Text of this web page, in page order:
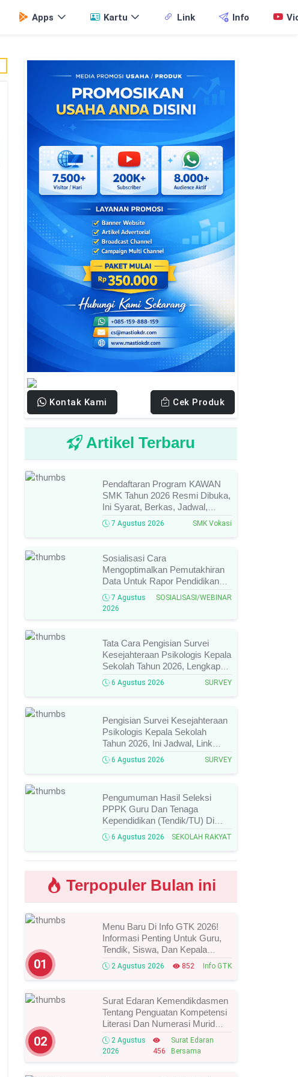
Apps Kartu Link Info
Kontak Kami Cek Produk
Artikel Terbaru
Pendaftaran Program KAWAN
SMK Tahun 2026 Resmi Dibuka,
Ini Syarat, Berkas, Jadwal,
Batas Waktu, Dan Cara
Pendaftarannya!
7 Agustus 2026 SMK Vokasi
Sosialisasi Cara
Mengoptimalkan Pemutakhiran
Data Untuk Rapor Pendidikan
Tahun 2026, Ini Jadwal, Materi,
Narasumber, Dan Link
7 Agustus
2026
SOSIALISASI/WEBINAR
Tata Cara Pengisian Survei
Kesejahteraan Psikologis Kepala
Sekolah Tahun 2026, Lengkap
Link Resmi, Jadwal, Panduan,
Dan Hal Yang Wajib
Diperhatikan!
6 Agustus 2026 SURVEY
Pengisian Survei Kesejahteraan
Psikologis Kepala Sekolah
Tahun 2026, Ini Jadwal, Link
Resmi, Cara Pengisian, Dan
Ketentuan Lengkapnya!
6 Agustus 2026 SURVEY
Pengumuman Hasil Seleksi
PPPK Guru Dan Tenaga
Kependidikan (Tendik/TU) Di
Sekolah Rakyat Tahun 2026
Lingkungan Kementerian Sosial
RI, Ini Daftar Nama Peserta
6 Agustus 2026 SEKOLAH RAKYAT
Terpopuler Bulan ini
01
Menu Baru Di Info GTK 2026!
Informasi Penting Untuk Guru,
Tendik, Siswa, Dan Kepala
Sekolah, Segera Cek Ini Batas
Waktunya!
2 Agustus 2026 852 Info GTK
02
Surat Edaran Kemendikdasmen
Tentang Penguatan Kompetensi
Literasi Dan Numerasi Murid
Tahun 2026, Ini Strategi Dan
Alurnya
2 Agustus
2026
456
Surat Edaran
Bersama